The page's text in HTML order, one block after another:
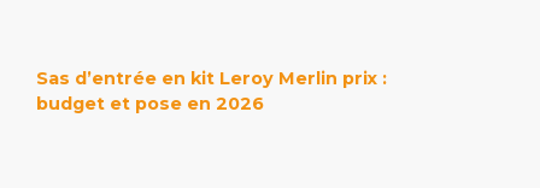
Sas d’entrée en kit Leroy Merlin prix :
budget et pose en 2026